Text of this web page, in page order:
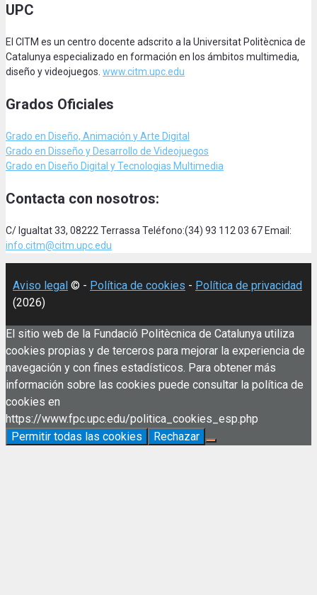
UPC
El CITM es un centro docente adscrito a la Universitat Politècnica de
Catalunya especializado en formación en los ámbitos multimedia,
diseño y videojuegos. www.citm.upc.edu
Grados Oficiales
Grado en Diseño, Animación y Arte Digital
Grado en Disseño y Desarrollo de Videojuegos
Grado en Diseño Digital y Tecnologias Multimedia
Contacta con nosotros:
C/ Igualtat 33, 08222 Terrassa Teléfono:(34) 93 112 03 67 Email:
info.citm@citm.upc.edu
Aviso legal © - Política de cookies - Política de privacidad
(2026)
El sitio web de la Fundació Politècnica de Catalunya utiliza
cookies propias y de terceros para mejorar la experiencia de
navegación y con fines estadísticos. Para obtener más
información sobre las cookies puede consultar la política de
cookies en
https://www.fpc.upc.edu/politica_cookies_esp.php
Permitir todas las cookies
Rechazar